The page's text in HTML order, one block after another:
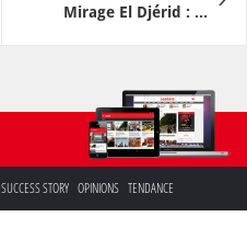
Mirage El Djérid : ...
SUCCESS STORY OPINIONS TENDANCE